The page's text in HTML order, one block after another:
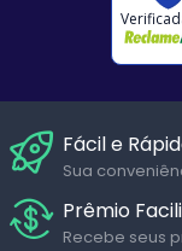
Fácil e
Sua
Prêmio
Recebe seus